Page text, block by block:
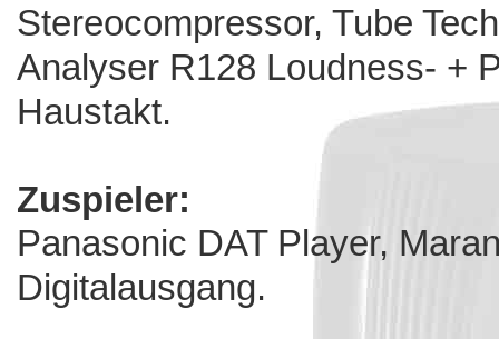
Stereocompressor, Tube
Analyser R128 Loudness- +
Haustakt.
Zuspieler:
Panasonic DAT Player,
Digitalausgang.